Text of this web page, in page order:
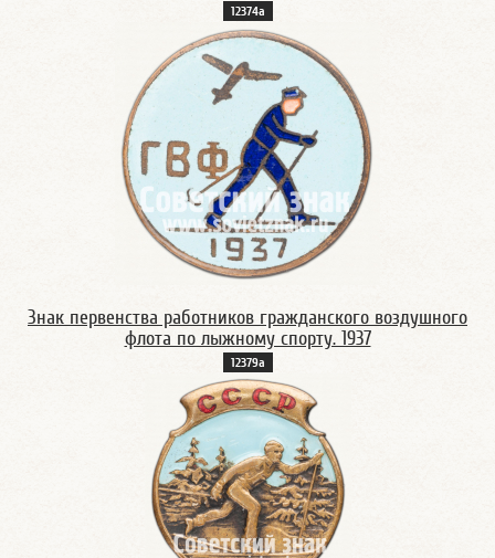
12374а
Знак первенства работников гражданского воздушного
флота по лыжному спорту. 1937
12379а